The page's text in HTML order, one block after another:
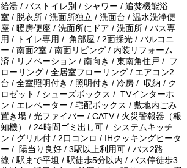
給湯 / バストイレ別 / シャワー / 追焚機能浴
室 / 脱衣所 / 洗面所独立 / 洗面台 / 温水洗浄便
座 / 暖房便座 / 洗面所にドア / 洗面所 / バス専
用 / トイレ専用 / 角部屋 / 2面採光 / バルコニ
ー / 南面2室 / 南面リビング / 内装リフォーム
済 / リノベーション / 南向き / 東南角住戸 / フ
ローリング / 全居室フローリング / エアコン2
台 / 全室照明付き / 照明付き / 冷房 / 収納 / ク
ロゼット / シューズボックス / TVインターホ
ン / エレベーター / 宅配ボックス / 敷地内ごみ
置き場 / 光ファイバー / CATV / 火災警報器（報
知機） / 24時間ゴミ出し可 / システムキッチ
ン / グリル付 / 2口コンロ / IHクッキングヒータ
ー / 陽当り良好 / 3駅以上利用可 / バス2路
線 / 駅まで平坦 / 駅徒歩5分以内 / バス停徒歩3